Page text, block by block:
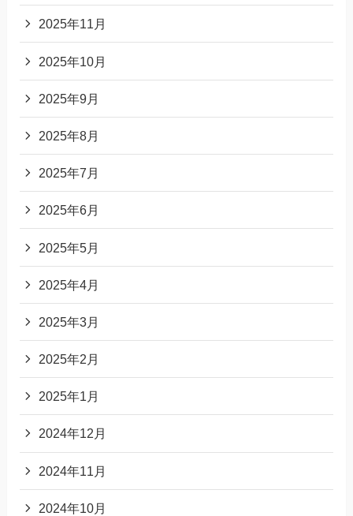
2025年11月
2025年10月
2025年9月
2025年8月
2025年7月
2025年6月
2025年5月
2025年4月
2025年3月
2025年2月
2025年1月
2024年12月
2024年11月
2024年10月